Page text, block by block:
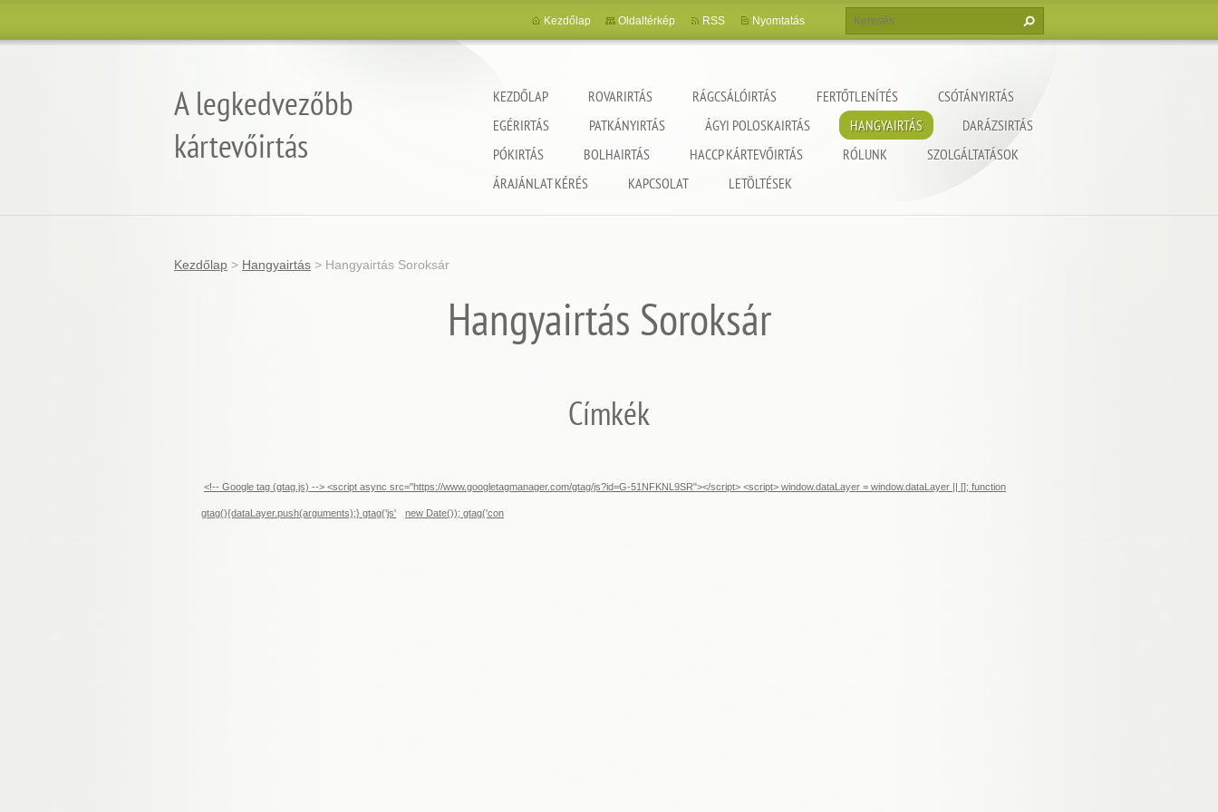
A legkedvezőbb
kártevőirtás
KEZDŐLAP ROVARIRTÁS RÁGCSÁLÓIRTÁS FERTŐTLENÍTÉS
CSÓTÁNYIRTÁS
EGÉRIRTÁS
PATKÁNYIRTÁS ÁGYI POLOSKAIRTÁS HANGYAIRTÁS
DARÁZSIRTÁS
PÓKIRTÁS
BOLHAIRTÁS HACCP KÁRTEVŐIRTÁS RÓLUNK
SZOLGÁLTATÁSOK
ÁRAJÁNLAT KÉRÉS
KAPCSOLAT LETÖLTÉSEK
Kezdőlap Oldaltérkép RSS Nyomtatás
Kezdőlap > Hangyairtás > Hangyairtás Soroksár
Hangyairtás Soroksár
Címkék
<!-- Google tag (gtag.js) --> <script async src="https://www.googletagmanager.com/gtag/js?id=G-51NFKNL9SR"></script> <script> window.dataLayer = window.dataLayer || []; function
gtag(){dataLayer.push(arguments);} gtag('js' new Date()); gtag('con